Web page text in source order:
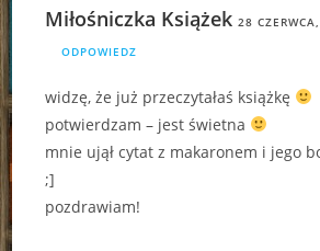
Miłośniczka Książek 28
ODPOWIEDZ
widzę, że już przeczytałaś książkę
potwierdzam – jest świetna
mnie ujął cytat z makaronem i jego
;]
pozdrawiam!